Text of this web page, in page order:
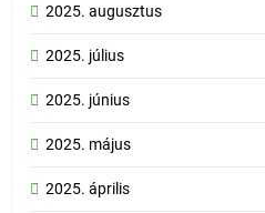
2025. augusztus
2025. július
2025. június
2025. május
2025. április